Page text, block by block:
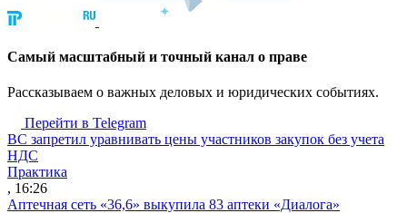
Cамый масштабный и точный канал о праве
Рассказываем о важных деловых и юридических событиях.
Перейти в Telegram
ВС запретил уравнивать цены участников закупок без учета
НДС
Практика
, 16:26
Аптечная сеть «36,6» выкупила 83 аптеки «Диалога»